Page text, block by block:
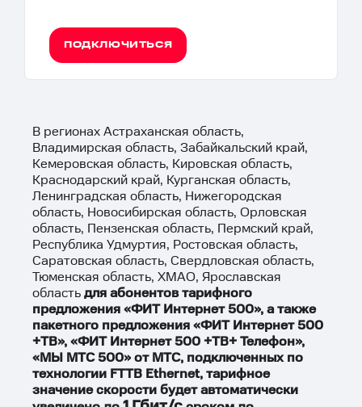
ПОДКЛЮЧИТЬСЯ
В регионах Астраханская область,
Владимирская область, Забайкальский край,
Кемеровская область, Кировская область,
Краснодарский край, Курганская область,
Ленинградская область, Нижегородская
область, Новосибирская область, Орловская
область, Пензенская область, Пермский край,
Республика Удмуртия, Ростовская область,
Саратовская область, Свердловская область,
Тюменская область, ХМАО, Ярославская
область для абонентов тарифного
предложения «ФИТ Интернет 500», а также
пакетного предложения «ФИТ Интернет 500
+ТВ», «ФИТ Интернет 500 +ТВ+ Телефон»,
«МЫ МТС 500» от МТС, подключенных по
технологии FTTB Ethernet, тарифное
значение скорости будет автоматически